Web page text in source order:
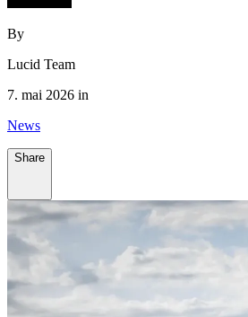
By
Lucid Team
7. mai 2026 in
News
Share